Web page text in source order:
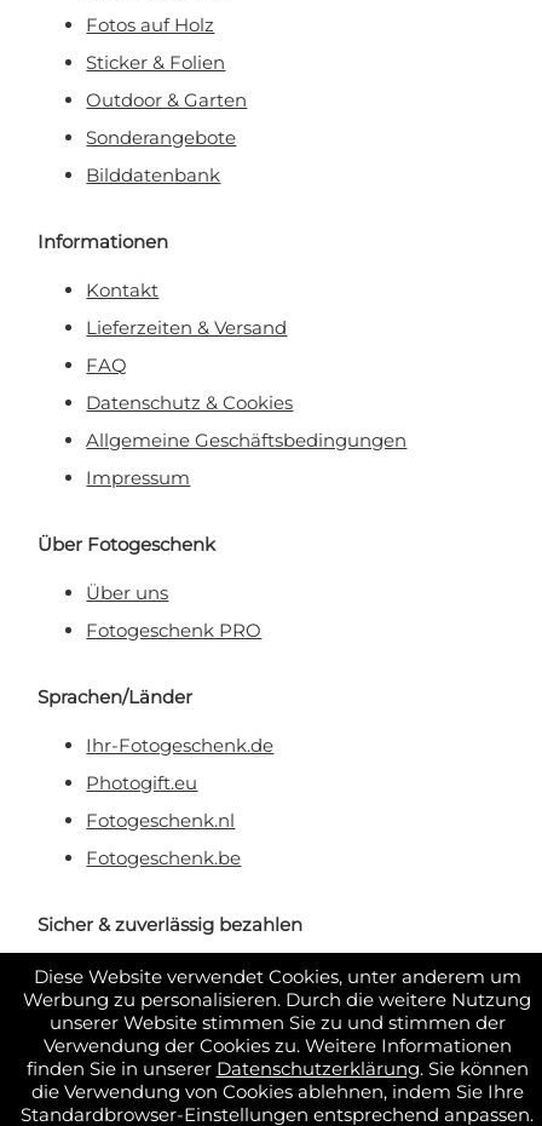
Diese Website verwendet Cookies, unter anderem um
Werbung zu personalisieren. Durch die weitere Nutzung
unserer Website stimmen Sie zu und stimmen der
Verwendung der Cookies zu. Weitere Informationen
finden Sie in unserer Datenschutzerklärung. Sie können
die Verwendung von Cookies ablehnen, indem Sie Ihre
Standardbrowser-Einstellungen entsprechend anpassen.
Fotos auf Holz
Sticker & Folien
Outdoor & Garten
Sonderangebote
Bilddatenbank
Informationen
Kontakt
Lieferzeiten & Versand
FAQ
Datenschutz & Cookies
Allgemeine Geschäftsbedingungen
Impressum
Über Fotogeschenk
Über uns
Fotogeschenk PRO
Sprachen/Länder
Ihr-Fotogeschenk.de
Photogift.eu
Fotogeschenk.nl
Fotogeschenk.be
Sicher & zuverlässig bezahlen